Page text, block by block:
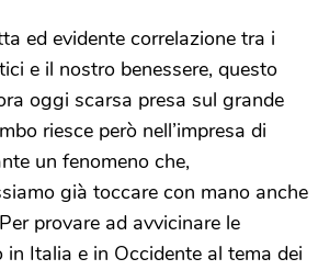
ed evidente correlazione tra i
e il nostro benessere, questo
oggi scarsa presa sul grande
riesce però nell’impresa di
un fenomeno che,
già toccare con mano anche
provare ad avvicinare le
in Italia e in Occidente al tema dei